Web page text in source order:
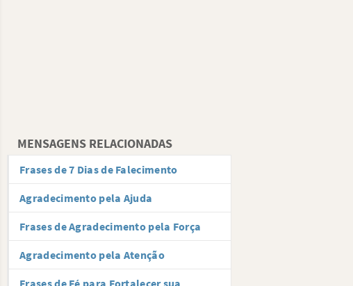
MENSAGENS RELACIONADAS
Frases de 7 Dias de Falecimento
Agradecimento pela Ajuda
Frases de Agradecimento pela Força
Agradecimento pela Atenção
Frases de Fé para Fortalecer sua